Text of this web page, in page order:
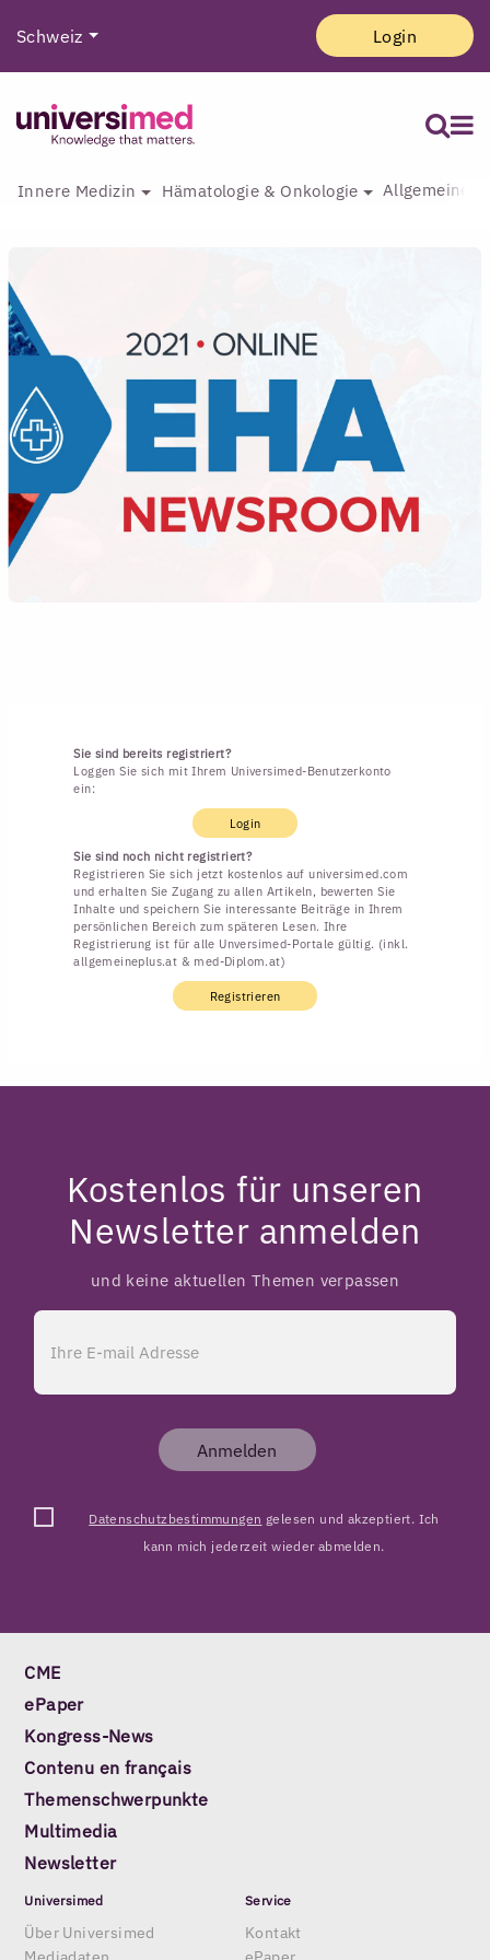
Schweiz Login
Innere Medizin Hämatologie & Onkologie Allgemeine
Sie sind bereits registriert?
Loggen Sie sich mit Ihrem Universimed-Benutzerkonto
ein:
Login
Sie sind noch nicht registriert?
Registrieren Sie sich jetzt kostenlos auf universimed.com
und erhalten Sie Zugang zu allen Artikeln, bewerten Sie
Inhalte und speichern Sie interessante Beiträge in Ihrem
persönlichen Bereich zum späteren Lesen. Ihre
Registrierung ist für alle Unversimed-Portale gültig. (inkl.
allgemeineplus.at & med-Diplom.at)
Registrieren
Kostenlos für unseren
Newsletter anmelden
und keine aktuellen Themen verpassen
Anmelden
Datenschutzbestimmungen gelesen und akzeptiert. Ich
kann mich jederzeit wieder abmelden.
CME
ePaper
Kongress-News
Contenu en français
Themenschwerpunkte
Multimedia
Newsletter
Universimed
Über Universimed
Service
Kontakt